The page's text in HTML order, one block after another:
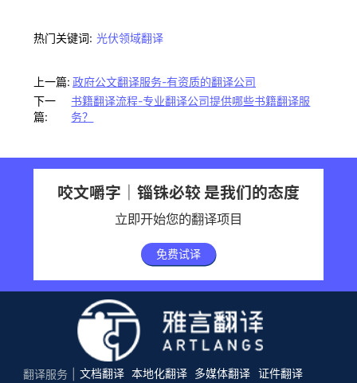
热门关键词: 光伏领域翻译
上一篇: 政府公文翻译服务-有资质的翻译公司
下一
篇:
书籍翻译流程-专业翻译公司提供哪些书籍翻译服
务？
咬文嚼字｜锱铢必较 是我们的态度
立即开始您的翻译项目
免费试译
翻译服务 文档翻译 本地化翻译 多媒体翻译 证件翻译